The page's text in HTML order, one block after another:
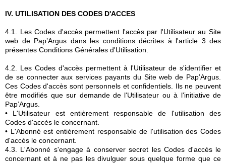
IV. UTILISATION DES CODES D'ACCES
4.1. Les Codes d'accès permettent l'accès par l'Utilisateur au Site
web de Pap’Argus dans les conditions décrites à l'article 3 des
présentes Conditions Générales d'Utilisation.
4.2. Les Codes d'accès permettent à l'Utilisateur de s'identifier et
de se connecter aux services payants du Site web de Pap’Argus.
Ces Codes d'accès sont personnels et confidentiels. Ils ne peuvent
être modifiés que sur demande de l'Utilisateur ou à l'initiative de
Pap’Argus.
• L'Utilisateur est entièrement responsable de l'utilisation des
Codes d'accès le concernant.
• L'Abonné est entièrement responsable de l'utilisation des Codes
d'accès le concernant.
4.3. L'Abonné s'engage à conserver secret les Codes d'accès le
concernant et à ne pas les divulguer sous quelque forme que ce